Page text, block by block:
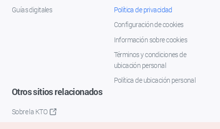
Guías digitales
Política de privacidad
Configuración de cookies
Información sobre cookies
Términos y condiciones de
ubicación personal
Política de ubicación personal
Otros sitios relacionados
Sobre la KTO